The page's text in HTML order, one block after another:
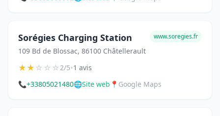
Sorégies Charging Station
109 Bd de Blossac, 86100 Châtellerault
www.soregies.fr
★★☆☆☆2/5•1 avis
📞+33805021480🌐Site web 📍 Google Maps